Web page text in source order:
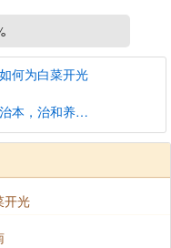
它能够与个人或家庭
从事商业经营的企业
计的黄金摆件，能营
业机会，助力业务稳
何为白菜开光
中医养生学强调治病不治表而治本，治和养兼顾是有必要的
开光